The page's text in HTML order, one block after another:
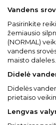
Vandens
Pasirinkite
žemiausio
(NORMAL)
vandens
maisto daleles.
Didelė
Didelės
prietaiso
Lengvas